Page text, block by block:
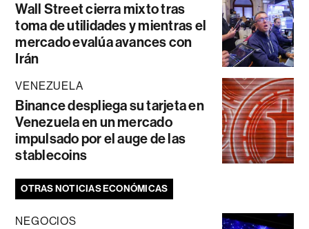
Wall Street cierra mixto tras
toma de utilidades y mientras el
mercado evalúa avances con
Irán
VENEZUELA
Binance despliega su tarjeta en
Venezuela en un mercado
impulsado por el auge de las
stablecoins
OTRAS NOTICIAS ECONÓMICAS
NEGOCIOS